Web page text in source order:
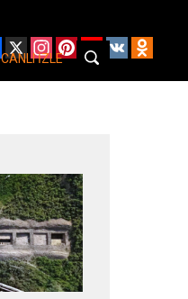
Facebook
X Instagram
PinterestYouTube
VK
CANLI İZLE